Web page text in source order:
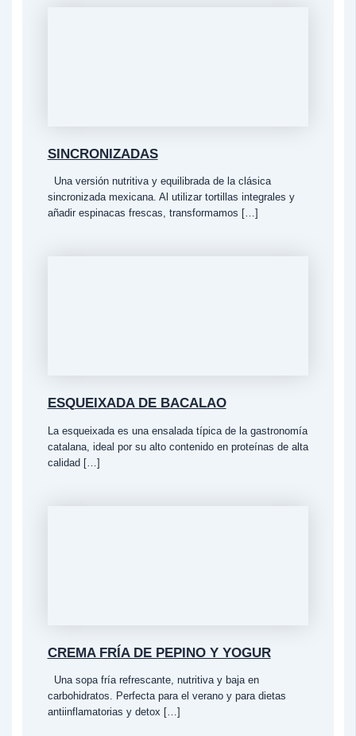
SINCRONIZADAS
Una versión nutritiva y equilibrada de la clásica
sincronizada mexicana. Al utilizar tortillas integrales y
añadir espinacas frescas, transformamos […]
ESQUEIXADA DE BACALAO
La esqueixada es una ensalada típica de la gastronomía
catalana, ideal por su alto contenido en proteínas de alta
calidad […]
CREMA FRÍA DE PEPINO Y YOGUR
Una sopa fría refrescante, nutritiva y baja en
carbohidratos. Perfecta para el verano y para dietas
antiinflamatorias y detox […]